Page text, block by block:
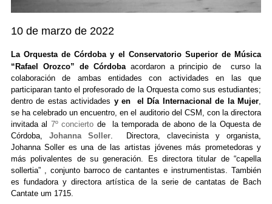
10 de marzo de 2022
La Orquesta de Córdoba y el Conservatorio Superior de Música
“Rafael Orozco” de Córdobaacordaron a principio de curso la
colaboración de ambas entidades con actividades en las que
participaran tanto el profesorado de la Orquesta como sus estudiantes;
dentro de estas actividades y en el Día Internacional de la Mujer
se ha celebrado un encuentro, en el auditorio del CSM, con la directora
invitada al 7º concierto de la temporada de abono de la Oquesta de
Córdoba, Johanna Soller. Directora, clavecinista y organista,
Johanna Soller es una de las artistas jóvenes más prometedoras y
más polivalentes de su generación. Es directora titular de “capella
sollertia” , conjunto barroco de cantantes e instrumentistas. También
es fundadora y directora artística de la serie de cantatas de Bach
Cantate um 1715.